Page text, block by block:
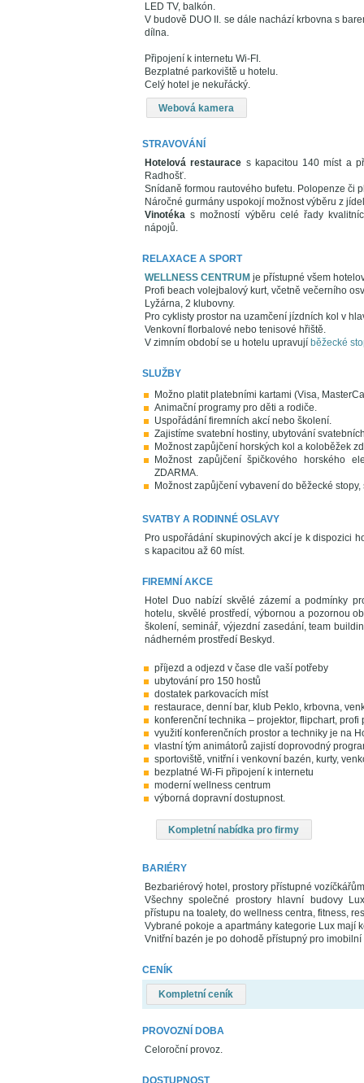
LED TV, balkón.
V budově DUO II. se dále nachází krbovna s
dílna.
Připojení k internetu Wi-FI.
Bezplatné parkoviště u hotelu.
Celý hotel je nekuřácký.
Webová kamera
STRAVOVÁNÍ
Hotelová restaurace s kapacitou 140 míst a
Radhošť.
Snídaně formou rautového bufetu. Polopenze či
Náročné gurmány uspokojí možnost výběru z
Vinotéka s možností výběru celé řady
nápojů.
RELAXACE A SPORT
WELLNESS CENTRUM je přístupné všem
Profi beach volejbalový kurt, včetně večerního
Lyžárna, 2 klubovny.
Pro cyklisty prostor na uzamčení jízdních kol v
Venkovní florbalové nebo tenisové hřiště.
V zimním období se u hotelu upravují běžecké
SLUŽBY
Možno platit platebními kartami (Visa,
Animační programy pro děti a rodiče.
Uspořádání firemních akcí nebo školení.
Zajistíme svatební hostiny, ubytování
Možnost zapůjčení horských kol a koloběžek
Možnost zapůjčení špičkového horského
ZDARMA.
Možnost zapůjčení vybavení do běžecké
SVATBY A RODINNÉ OSLAVY
Pro uspořádání skupinových akcí je k dispozici
s kapacitou až 60 míst.
FIREMNÍ AKCE
Hotel Duo nabízí skvělé zázemí a podmínky
hotelu, skvělé prostředí, výbornou a pozornou
školení, seminář, výjezdní zasedání, team
nádherném prostředí Beskyd.
příjezd a odjezd v čase dle vaší potřeby
ubytování pro 150 hostů
dostatek parkovacích míst
restaurace, denní bar, klub Peklo, krbovna,
konferenční technika – projektor, flipchart,
využití konferenčních prostor a techniky je na
vlastní tým animátorů zajistí doprovodný
sportoviště, vnitřní i venkovní bazén, kurty,
bezplatné Wi-Fi připojení k internetu
moderní wellness centrum
výborná dopravní dostupnost.
Kompletní nabídka pro firmy
BARIÉRY
Bezbariérový hotel, prostory přístupné
Všechny společné prostory hlavní budovy
přístupu na toalety, do wellness centra, fitness,
Vybrané pokoje a apartmány kategorie Lux mají
Vnitřní bazén je po dohodě přístupný pro
CENÍK
Kompletní ceník
PROVOZNÍ DOBA
Celoroční provoz.
DOSTUPNOST